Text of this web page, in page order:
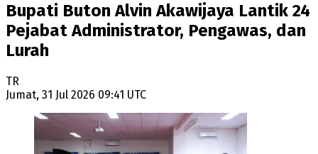
Bupati Buton Alvin Akawijaya Lantik 24
Pejabat Administrator, Pengawas, dan
Lurah
TR
Jumat, 31 Jul 2026 09:41 UTC